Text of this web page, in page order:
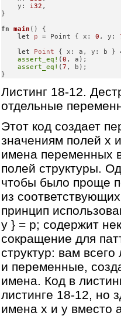
    y:
i32 ,
}
fn
main () {
let
p = Point { x: 0 , y:
let
Point { x: a, y: b }
assert_eq! (0 , a);
assert_eq! (7 , b);
}
Листинг 18-12.
отдельные
Этот код создает
значениям полей x
имена переменных
полей структуры.
чтобы было проще
из
принцип
y } = p; содержит
сокращение для
структур: вам
и переменные,
имена. Код в
листинге 18-12, но
имена x и y вместо